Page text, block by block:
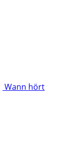
Wann hört